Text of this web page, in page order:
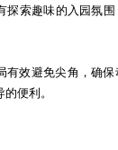
探索趣味的入园氛
有效避免尖角，确
便利。